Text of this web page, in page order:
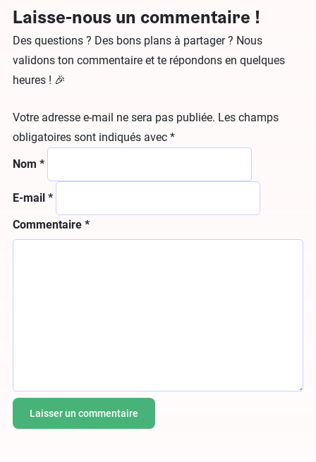
Laisse-nous un commentaire !
Des questions ? Des bons plans à partager ? Nous
validons ton commentaire et te répondons en quelques
heures ! 🎉
Votre adresse e-mail ne sera pas publiée. Les champs
obligatoires sont indiqués avec *
Commentaire *
Nom *
E-mail *